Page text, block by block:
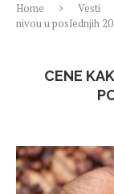
Home Vesti
nivou u poslednjih
CENE